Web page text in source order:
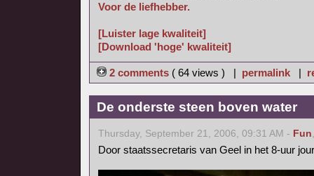
Voor de liefhebber.
[Luister lage kwaliteit]
[Download 'hoge' kwaliteit]
2 comments ( 64 views ) | permalink |
De onderste steen boven water
Thursday, September 21, 2006, 09:31 AM - Fun
Door staatssecretaris van Geel in het 8-uur